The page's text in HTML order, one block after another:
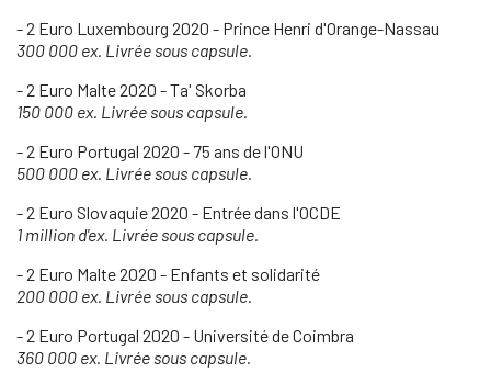
- 2 Euro Luxembourg 2020 - Prince Henri d'Orange-Nassau
300 000 ex. Livrée sous capsule.
- 2 Euro Malte 2020 - Ta' Skorba
150 000 ex. Livrée sous capsule.
- 2 Euro Portugal 2020 - 75 ans de l'ONU
500 000 ex. Livrée sous capsule.
- 2 Euro Slovaquie 2020 - Entrée dans l'OCDE
1 million d'ex. Livrée sous capsule.
- 2 Euro Malte 2020 - Enfants et solidarité
200 000 ex. Livrée sous capsule.
- 2 Euro Portugal 2020 - Université de Coimbra
360 000 ex. Livrée sous capsule.